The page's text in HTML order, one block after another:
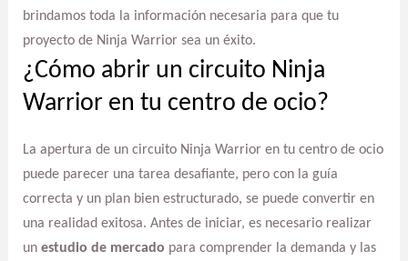
brindamos toda la información necesaria para que tu
proyecto de Ninja Warrior sea un éxito.
¿Cómo abrir un circuito Ninja
Warrior en tu centro de ocio?
La apertura de un circuito Ninja Warrior en tu centro de ocio
puede parecer una tarea desafiante, pero con la guía
correcta y un plan bien estructurado, se puede convertir en
una realidad exitosa. Antes de iniciar, es necesario realizar
un estudio de mercado para comprender la demanda y las